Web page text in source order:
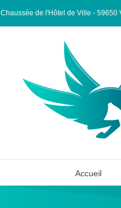
Chaussée de l'Hôtel de Ville - 59650
Accueil